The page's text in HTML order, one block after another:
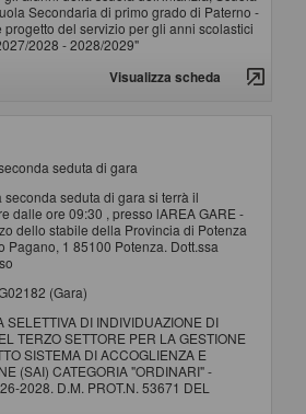
Secondaria di primo grado di Paterno -
progetto del servizio per gli anni scolastici
2028 - 2028/2029"
Visualizza scheda
seduta di gara
seduta di gara si terrà il
dalle ore 09:30 , presso lAREA GARE -
dello stabile della Provincia di Potenza
Pagano, 1 85100 Potenza. Dott.ssa
(Gara)
SELETTIVA DI INDIVIDUAZIONE DI
TERZO SETTORE PER LA GESTIONE
SISTEMA DI ACCOGLIENZA E
(SAI) CATEGORIA "ORDINARI" -
2028. D.M. PROT.N. 53671 DEL